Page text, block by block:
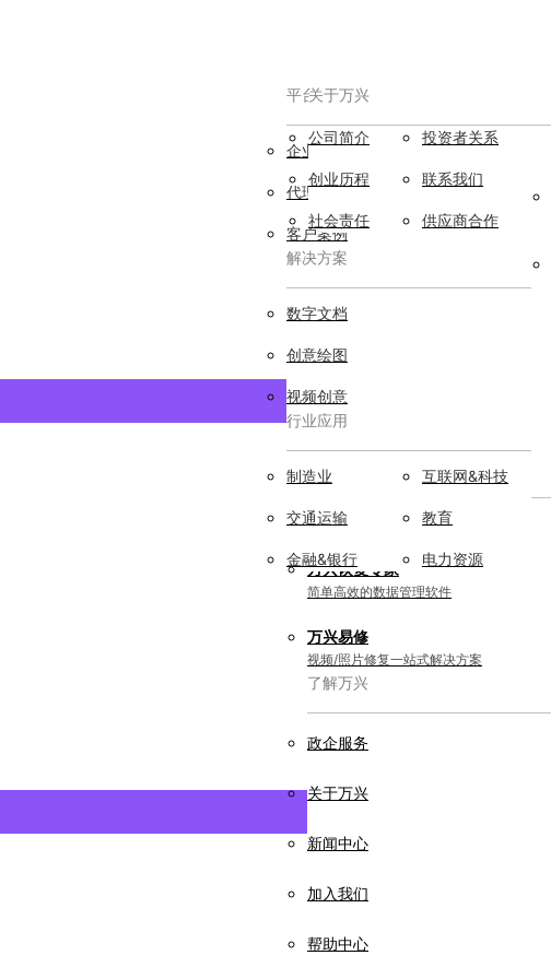
AIGC数字创意
视频创意
万兴剧厂
AI驱动的一站式精品影视内容创作平
台
万兴喵影
AI赋能，你也是剪辑大师
万兴天幕
Wondershare SelfyzAI
实用工具
实用工具
万兴恢复专家
简单高效的数据管理软件
万兴易修
视频/照片修复一站式解决方案
了解万兴
政企服务
关于万兴
新闻中心
加入我们
帮助中心
平台服务
企业用户
代理商
客户案例
解决方案
数字文档
创意绘图
视频创意
行业应用
制造业
交通运输
金融&银行
互联网&科技
教育
电力资源
关于万兴
公司简介
创业历程
社会责任
投资者关系
联系我们
供应商合作